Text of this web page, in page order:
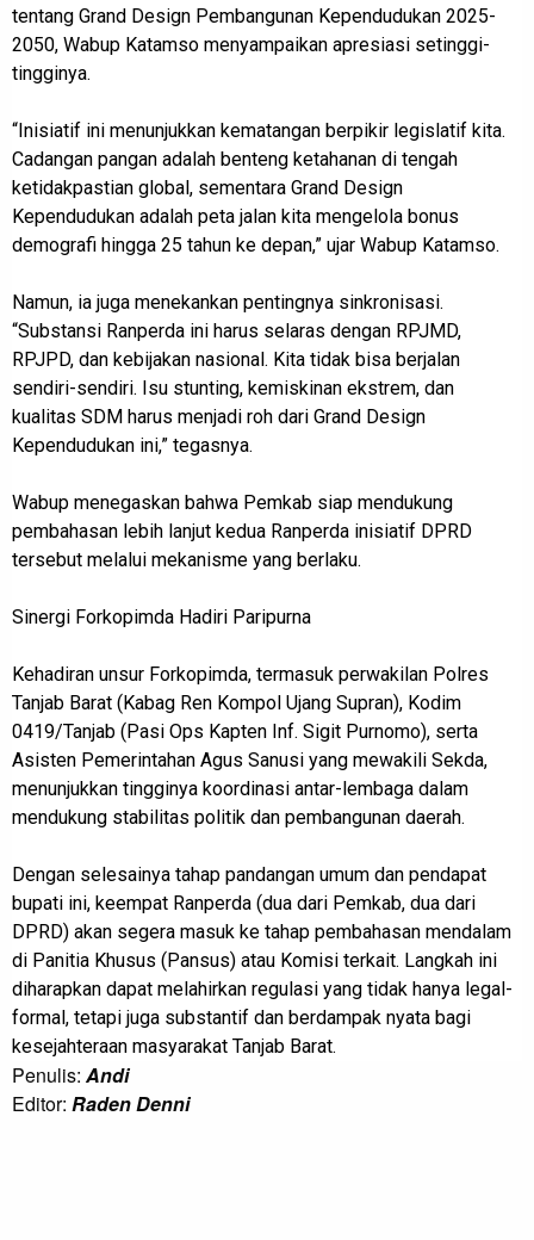
tentang Grand Design Pembangunan Kependudukan 2025-
2050, Wabup Katamso menyampaikan apresiasi setinggi-
tingginya.
“Inisiatif ini menunjukkan kematangan berpikir legislatif kita.
Cadangan pangan adalah benteng ketahanan di tengah
ketidakpastian global, sementara Grand Design
Kependudukan adalah peta jalan kita mengelola bonus
demografi hingga 25 tahun ke depan,” ujar Wabup Katamso.
Namun, ia juga menekankan pentingnya sinkronisasi.
“Substansi Ranperda ini harus selaras dengan RPJMD,
RPJPD, dan kebijakan nasional. Kita tidak bisa berjalan
sendiri-sendiri. Isu stunting, kemiskinan ekstrem, dan
kualitas SDM harus menjadi roh dari Grand Design
Kependudukan ini,” tegasnya.
Wabup menegaskan bahwa Pemkab siap mendukung
pembahasan lebih lanjut kedua Ranperda inisiatif DPRD
tersebut melalui mekanisme yang berlaku.
Sinergi Forkopimda Hadiri Paripurna
Kehadiran unsur Forkopimda, termasuk perwakilan Polres
Tanjab Barat (Kabag Ren Kompol Ujang Supran), Kodim
0419/Tanjab (Pasi Ops Kapten Inf. Sigit Purnomo), serta
Asisten Pemerintahan Agus Sanusi yang mewakili Sekda,
menunjukkan tingginya koordinasi antar-lembaga dalam
mendukung stabilitas politik dan pembangunan daerah.
Dengan selesainya tahap pandangan umum dan pendapat
bupati ini, keempat Ranperda (dua dari Pemkab, dua dari
DPRD) akan segera masuk ke tahap pembahasan mendalam
di Panitia Khusus (Pansus) atau Komisi terkait. Langkah ini
diharapkan dapat melahirkan regulasi yang tidak hanya legal-
formal, tetapi juga substantif dan berdampak nyata bagi
kesejahteraan masyarakat Tanjab Barat.
Penulis: Andi
Editor: Raden Denni